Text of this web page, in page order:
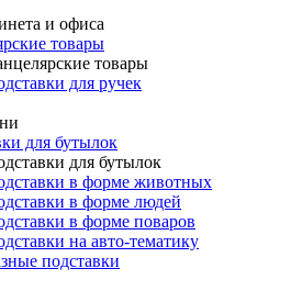
и офиса
товары
товары
для ручек
для бутылок
для бутылок
в форме животных
в форме людей
в форме поваров
на авто-тематику
подставки